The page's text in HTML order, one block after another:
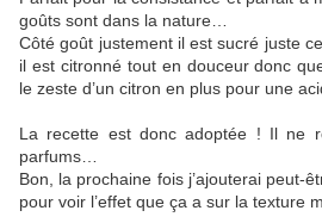
goûts sont dans la nature…
Côté goût justement il est sucré juste
il est citronné tout en douceur donc
le zeste d’un citron en plus pour une
La recette est donc adoptée ! Il ne
parfums…
Bon, la prochaine fois j’ajouterai peut-
pour voir l’effet que ça a sur la texture